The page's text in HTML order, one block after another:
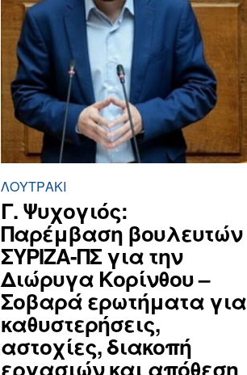
ΛΟΥΤΡΆΚΙ
Γ. Ψυχογιός:
Παρέμβαση βουλευτών
ΣΥΡΙΖΑ-ΠΣ για την
Διώρυγα Κορίνθου –
Σοβαρά ερωτήματα για
καθυστερήσεις,
αστοχίες, διακοπή